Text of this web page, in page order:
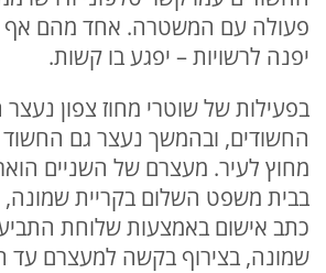
פעולה עם המשטרה. אחד מהם אף
יפנה לרשויות – יפגע בו קשות.
בפעילות של שוטרי מחוז צפון
החשודים, ובהמשך נעצר גם
מחוץ לעיר. מעצרם של השניים
בבית משפט השלום בקריית שמונה,
כתב אישום באמצעות שלוחת
שמונה, בצירוף בקשה למעצרם עד